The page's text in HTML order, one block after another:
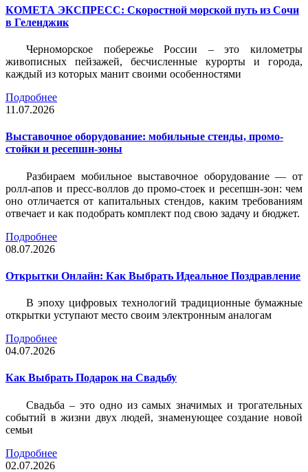
КОМЕТА ЭКСПРЕСС: Скоростной морской путь из Сочи
в Геленджик
Черноморское побережье России – это километры
живописных пейзажей, бесчисленные курорты и города,
каждый из которых манит своими особенностями
Подробнее
11.07.2026
Выставочное оборудование: мобильные стенды, промо-
стойки и ресепшн-зоны
Разбираем мобильное выставочное оборудование — от
ролл-апов и пресс-воллов до промо-стоек и ресепшн-зон: чем
оно отличается от капитальных стендов, каким требованиям
отвечает и как подобрать комплект под свою задачу и бюджет.
Подробнее
08.07.2026
Открытки Онлайн: Как Выбрать Идеальное Поздравление
В эпоху цифровых технологий традиционные бумажные
открытки уступают место своим электронным аналогам
Подробнее
04.07.2026
Как Выбрать Подарок на Свадьбу
Свадьба – это одно из самых значимых и трогательных
событий в жизни двух людей, знаменующее создание новой
семьи
Подробнее
02.07.2026